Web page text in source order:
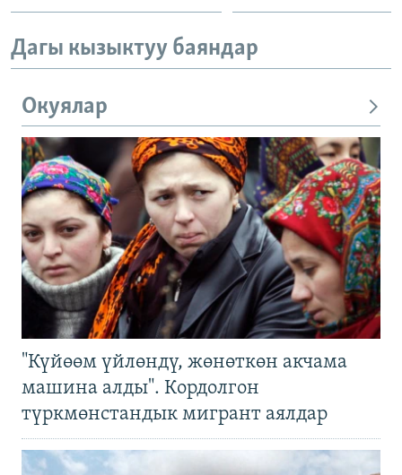
Дагы кызыктуу баяндар
Окуялар
"Күйөөм үйлөндү, жөнөткөн акчама
машина алды". Кордолгон
түркмөнстандык мигрант аялдар